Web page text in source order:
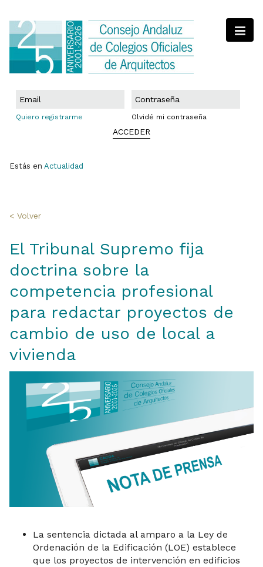
Quiero registrarme Olvidé mi contraseña
ACCEDER
Estás en Actualidad
< Volver
El Tribunal Supremo fija
doctrina sobre la
competencia profesional
para redactar proyectos de
cambio de uso de local a
vivienda
La sentencia dictada al amparo a la Ley de
Ordenación de la Edificación (LOE) establece
que los proyectos de intervención en edificios